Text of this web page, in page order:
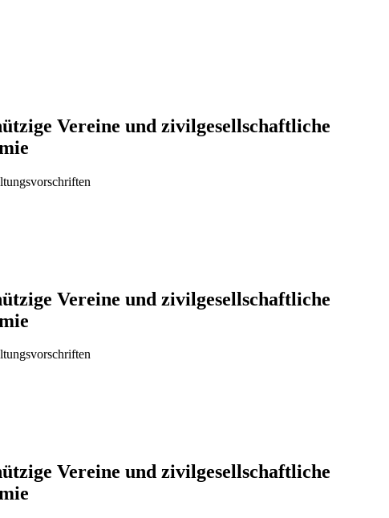
Vereine und zivilgesellschaftliche
Vereine und zivilgesellschaftliche
Vereine und zivilgesellschaftliche